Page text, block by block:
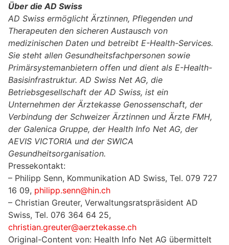
Über die AD Swiss
AD Swiss ermöglicht Ärztinnen, Pflegenden und
Therapeuten den sicheren Austausch von
medizinischen Daten und betreibt E-Health-Services.
Sie steht allen Gesundheitsfachpersonen sowie
Primärsystemanbietern offen und dient als E-Health-
Basisinfrastruktur. AD Swiss Net AG, die
Betriebsgesellschaft der AD Swiss, ist ein
Unternehmen der Ärztekasse Genossenschaft, der
Verbindung der Schweizer Ärztinnen und Ärzte FMH,
der Galenica Gruppe, der Health Info Net AG, der
AEVIS VICTORIA und der SWICA
Gesundheitsorganisation.
Pressekontakt:
– Philipp Senn, Kommunikation AD Swiss, Tel. 079 727
16 09, philipp.senn@hin.ch
– Christian Greuter, Verwaltungsratspräsident AD
Swiss, Tel. 076 364 64 25,
christian.greuter@aerztekasse.ch
Original-Content von: Health Info Net AG übermittelt